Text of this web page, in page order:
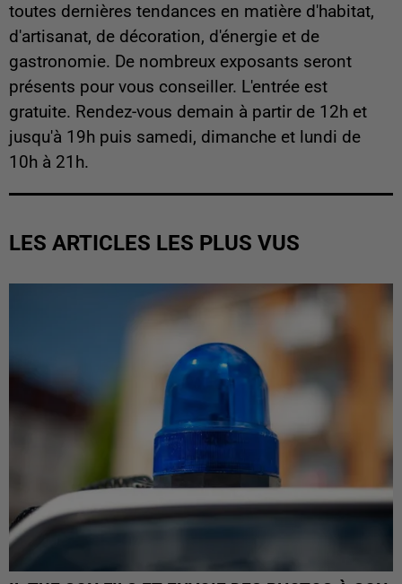
toutes dernières tendances en matière d'habitat,
d'artisanat, de décoration, d'énergie et de
gastronomie. De nombreux exposants seront
présents pour vous conseiller. L'entrée est
gratuite. Rendez-vous demain à partir de 12h et
jusqu'à 19h puis samedi, dimanche et lundi de
10h à 21h.
LES ARTICLES LES PLUS VUS